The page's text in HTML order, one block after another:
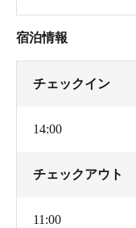
宿泊情報
チェックイン
14:00
チェックアウト
11:00